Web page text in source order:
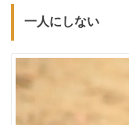
一人にしない